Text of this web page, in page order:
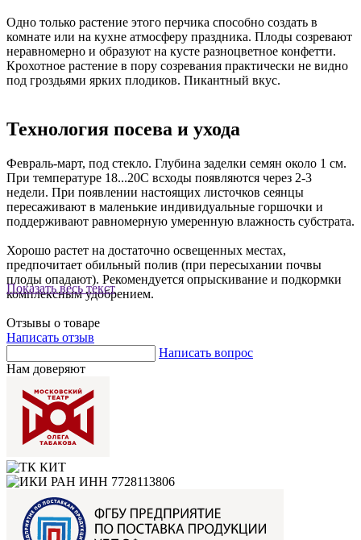
Показать весь текст
Одно только растение этого перчика способно создать в
комнате или на кухне атмосферу праздника. Плоды созревают
неравномерно и образуют на кусте разноцветное конфетти.
Крохотное растение в пору созревания практически не видно
под гроздьями ярких плодиков. Пикантный вкус.
Технология посева и ухода
Февраль-март, под стекло. Глубина заделки семян около 1 см.
При температуре 18...20С всходы появляются через 2-3
недели. При появлении настоящих листочков сеянцы
пересаживают в маленькие индивидуальные горшочки и
поддерживают равномерную умеренную влажность субстрата.
Хорошо растет на достаточно освещенных местах,
предпочитает обильный полив (при пересыхании почвы
плоды опадают). Рекомендуется опрыскивание и подкормки
комплексным удобрением.
Отзывы о товаре
Написать отзыв
Написать вопрос
Нам доверяют